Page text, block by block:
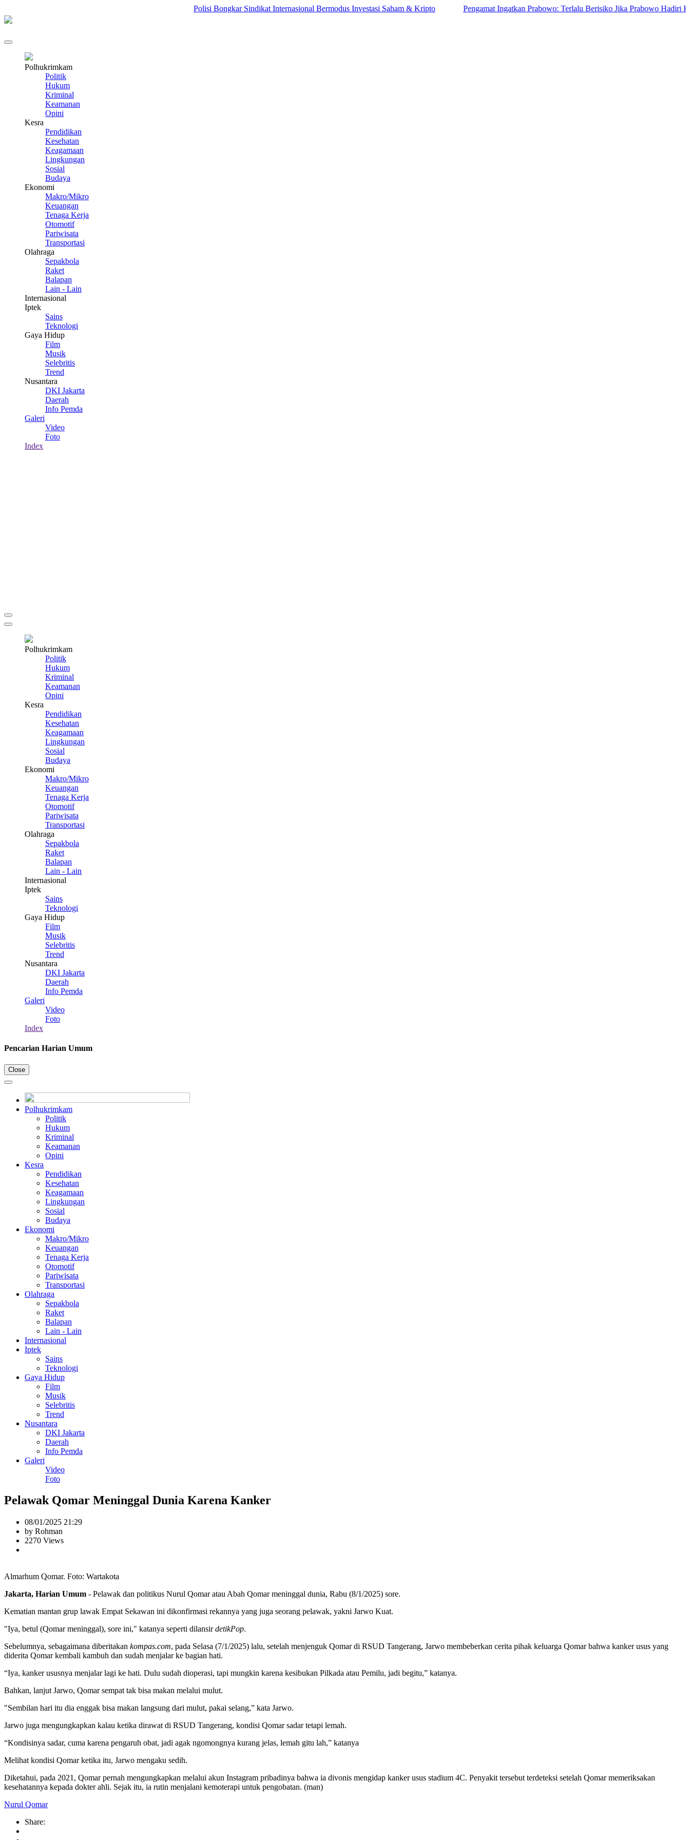
Polisi Bongkar Sindikat Internasional Bermodus Investasi Saham & Kripto Pengamat Ingatkan Prabowo: Terlalu Berisiko Jika Prabowo Hadiri Kongres
Polhukrimkam
Politik
Hukum
Kriminal
Keamanan
Opini
Kesra
Pendidikan
Kesehatan
Keagamaan
Lingkungan
Sosial
Budaya
Ekonomi
Makro/Mikro
Keuangan
Tenaga Kerja
Otomotif
Pariwisata
Transportasi
Olahraga
Sepakbola
Raket
Balapan
Lain - Lain
Internasional
Iptek
Sains
Teknologi
Gaya Hidup
Film
Musik
Selebritis
Trend
Nusantara
DKI Jakarta
Daerah
Info Pemda
Galeri
Video
Foto
Index
Polhukrimkam
Politik
Hukum
Kriminal
Keamanan
Opini
Kesra
Pendidikan
Kesehatan
Keagamaan
Lingkungan
Sosial
Budaya
Ekonomi
Makro/Mikro
Keuangan
Tenaga Kerja
Otomotif
Pariwisata
Transportasi
Olahraga
Sepakbola
Raket
Balapan
Lain - Lain
Internasional
Iptek
Sains
Teknologi
Gaya Hidup
Film
Musik
Selebritis
Trend
Nusantara
DKI Jakarta
Daerah
Info Pemda
Galeri
Video
Foto
Index
Pencarian Harian Umum
Close
Polhukrimkam
Politik
Hukum
Kriminal
Keamanan
Opini
Kesra
Pendidikan
Kesehatan
Keagamaan
Lingkungan
Sosial
Budaya
Ekonomi
Makro/Mikro
Keuangan
Tenaga Kerja
Otomotif
Pariwisata
Transportasi
Olahraga
Sepakbola
Raket
Balapan
Lain - Lain
Internasional
Iptek
Sains
Teknologi
Gaya Hidup
Film
Musik
Selebritis
Trend
Nusantara
DKI Jakarta
Daerah
Info Pemda
Galeri
Video
Foto
Pelawak Qomar Meninggal Dunia Karena Kanker
08/01/2025 21:29
by Rohman
2270 Views
Almarhum Qomar. Foto: Wartakota
Jakarta, Harian Umum - Pelawak dan politikus Nurul Qomar atau Abah Qomar meninggal dunia, Rabu (8/1/2025) sore.
Kematian mantan grup lawak Empat Sekawan ini dikonfirmasi rekannya yang juga seorang pelawak, yakni Jarwo Kuat.
"Iya, betul (Qomar meninggal), sore ini," katanya seperti dilansirdetikPop.
Sebelumnya, sebagaimana diberitakan kompas.com, pada Selasa (7/1/2025) lalu, setelah menjenguk Qomar di RSUD Tangerang, Jarwo membeberkan cerita pihak keluarga Qomar bahwa kanker usus yang
diderita Qomar kembali kambuh dan sudah menjalar ke bagian hati.
“Iya, kanker ususnya menjalar lagi ke hati. Dulu sudah dioperasi, tapi mungkin karena kesibukan Pilkada atau Pemilu, jadi begitu,” katanya.
Bahkan, lanjut Jarwo, Qomar sempat tak bisa makan melalui mulut.
"Sembilan hari itu dia enggak bisa makan langsung dari mulut, pakai selang,” kata Jarwo.
Jarwo juga mengungkapkan kalau ketika dirawat di RSUD Tangerang, kondisi Qomar sadar tetapi lemah.
“Kondisinya sadar, cuma karena pengaruh obat, jadi agak ngomongnya kurang jelas, lemah gitu lah,” katanya
Melihat kondisi Qomar ketika itu, Jarwo mengaku sedih.
Diketahui, pada 2021, Qomar pernah mengungkapkan melalui akun Instagram pribadinya bahwa ia divonis mengidap kanker usus stadium 4C. Penyakit tersebut terdeteksi setelah Qomar memeriksakan
kesehatannya kepada dokter ahli. Sejak itu, ia rutin menjalani kemoterapi untuk pengobatan. (man)
Nurul Qomar
Share: